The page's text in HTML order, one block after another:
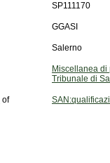
SP111170
GGASI
Salerno
Miscellanea
Tribunale di
of